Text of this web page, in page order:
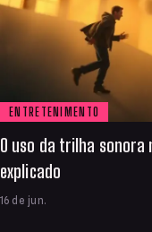
ENTRETENIMENTO
O uso da trilha sonora
explicado
16 de jun.